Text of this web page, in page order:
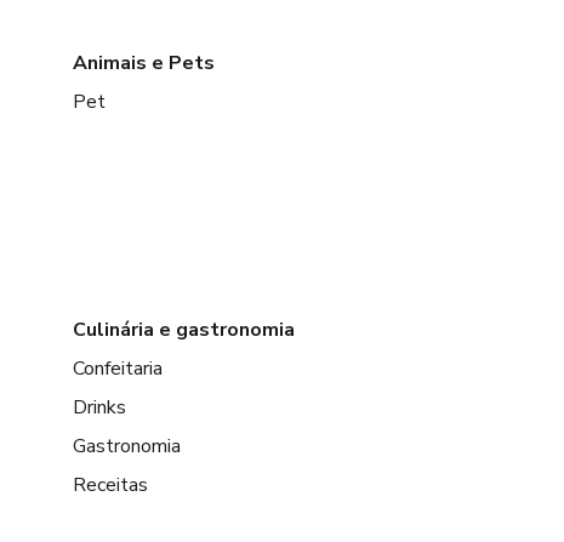
Animais e Pets
Pet
Culinária e gastronomia
Confeitaria
Drinks
Gastronomia
Receitas